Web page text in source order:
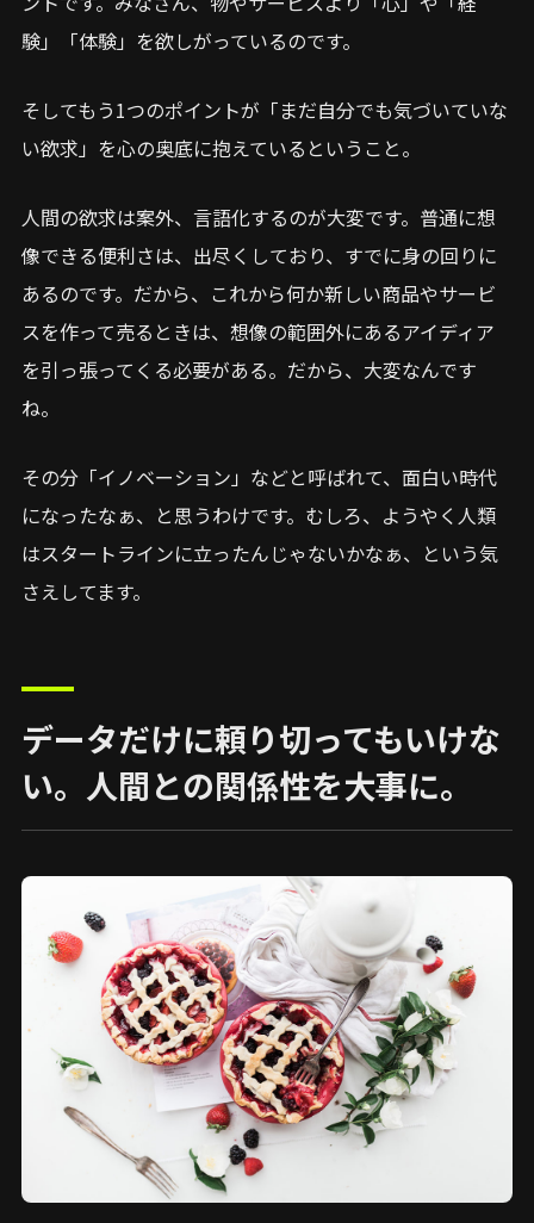
験」「体験」を欲しがっているのです。
そしてもう1つのポイントが「まだ自分でも気づいていな
い欲求」を心の奥底に抱えているということ。
人間の欲求は案外、言語化するのが大変です。普通に想
像できる便利さは、出尽くしており、すでに身の回りに
あるのです。だから、これから何か新しい商品やサービ
スを作って売るときは、想像の範囲外にあるアイディア
を引っ張ってくる必要がある。だから、大変なんです
ね。
その分「イノベーション」などと呼ばれて、面白い時代
になったなぁ、と思うわけです。むしろ、ようやく人類
はスタートラインに立ったんじゃないかなぁ、という気
さえしてます。
データだけに頼り切ってもいけな
い。人間との関係性を大事に。